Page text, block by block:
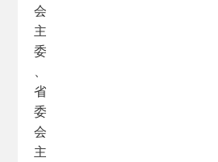
会
主
委
、
省
委
会
主